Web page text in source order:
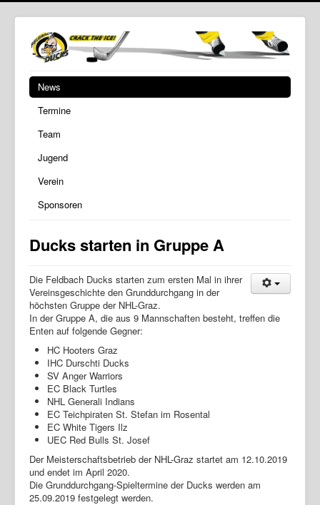
News
Termine
Team
Jugend
Verein
Sponsoren
Ducks starten in Gruppe A
Die Feldbach Ducks starten zum ersten Mal in ihrer
Vereinsgeschichte den Grunddurchgang in der
höchsten Gruppe der NHL-Graz.
In der Gruppe A, die aus 9 Mannschaften besteht, treffen die
Enten auf folgende Gegner:
HC Hooters Graz
IHC Durschti Ducks
SV Anger Warriors
EC Black Turtles
NHL Generali Indians
EC Teichpiraten St. Stefan im Rosental
EC White Tigers Ilz
UEC Red Bulls St. Josef
Der Meisterschaftsbetrieb der NHL-Graz startet am 12.10.2019
und endet im April 2020.
Die Grunddurchgang-Spieltermine der Ducks werden am
25.09.2019 festgelegt werden.